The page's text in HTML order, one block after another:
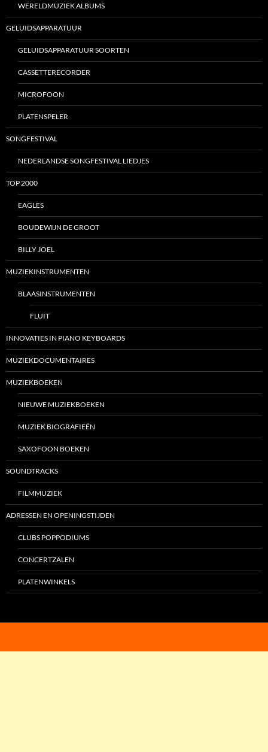
WERELDMUZIEK ALBUMS
GELUIDSAPPARATUUR
GELUIDSAPPARATUUR SOORTEN
CASSETTERECORDER
MICROFOON
PLATENSPELER
SONGFESTIVAL
NEDERLANDSE SONGFESTIVAL LIEDJES
TOP 2000
EAGLES
BOUDEWIJN DE GROOT
BILLY JOEL
MUZIEKINSTRUMENTEN
BLAASINSTRUMENTEN
FLUIT
INNOVATIES IN PIANO KEYBOARDS
MUZIEKDOCUMENTAIRES
MUZIEKBOEKEN
NIEUWE MUZIEKBOEKEN
MUZIEK BIOGRAFIEËN
SAXOFOON BOEKEN
SOUNDTRACKS
FILMMUZIEK
ADRESSEN EN OPENINGSTIJDEN
CLUBS POPPODIUMS
CONCERTZALEN
PLATENWINKELS